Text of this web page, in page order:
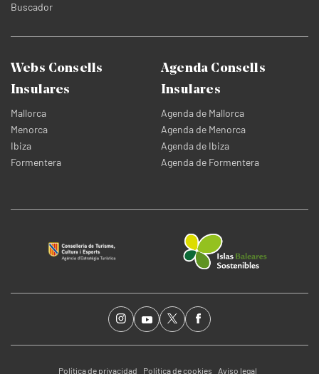
Buscador
Webs Consells
Insulares
Mallorca
Menorca
Ibiza
Formentera
Agenda Consells
Insulares
Agenda de Mallorca
Agenda de Menorca
Agenda de Ibiza
Agenda de Formentera
Política de privacidad Política de cookies Aviso legal